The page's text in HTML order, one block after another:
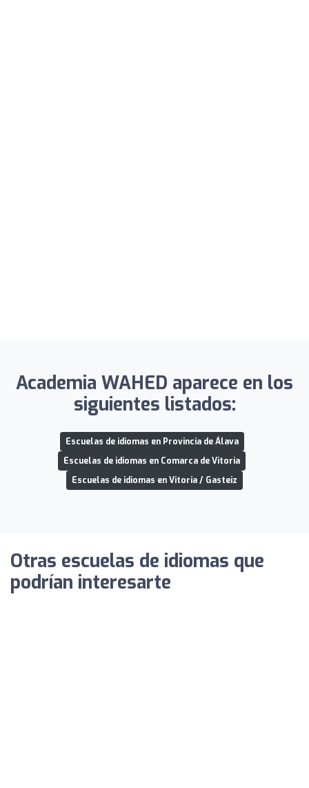
Academia WAHED aparece en los
siguientes listados:
Escuelas de idiomas en Provincia de Álava
Escuelas de idiomas en Comarca de Vitoria
Escuelas de idiomas en Vitoria / Gasteiz
Otras escuelas de idiomas que
podrían interesarte